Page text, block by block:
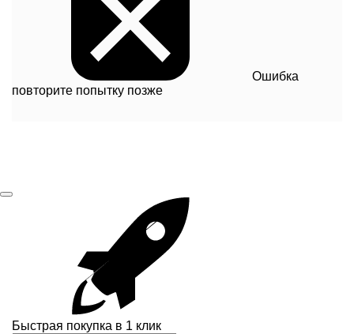
Ошибка
повторите попытку позже
Быстрая покупка в 1 клик